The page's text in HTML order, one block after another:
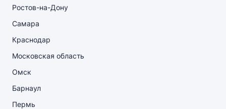
Ростов-на-Дону
Самара
Краснодар
Московская область
Омск
Барнаул
Пермь